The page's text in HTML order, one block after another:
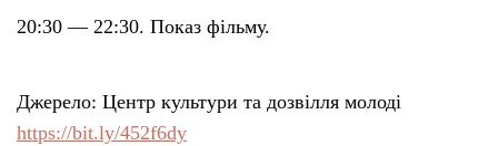
20:30 — 22:30. Показ фільму.
Джерело: Центр культури та дозвілля молоді
https://bit.ly/452f6dy